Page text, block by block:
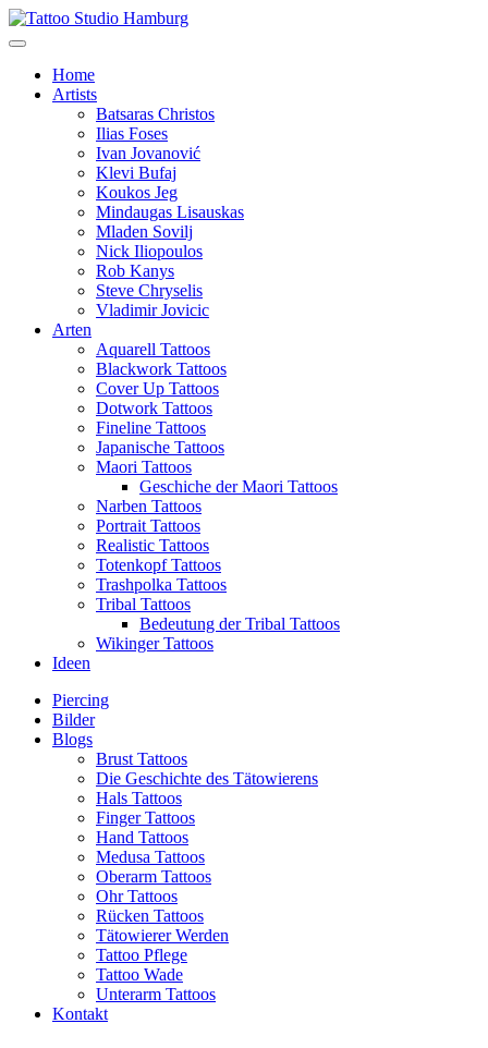
Home
Artists
Batsaras Christos
Ilias Foses
Ivan Jovanović
Klevi Bufaj
Koukos Jeg
Mindaugas Lisauskas
Mladen Sovilj
Nick Iliopoulos
Rob Kanys
Steve Chryselis
Vladimir Jovicic
Arten
Aquarell Tattoos
Blackwork Tattoos
Cover Up Tattoos
Dotwork Tattoos
Fineline Tattoos
Japanische Tattoos
Maori Tattoos
Geschiche der Maori Tattoos
Narben Tattoos
Portrait Tattoos
Realistic Tattoos
Totenkopf Tattoos
Trashpolka Tattoos
Tribal Tattoos
Bedeutung der Tribal Tattoos
Wikinger Tattoos
Ideen
Piercing
Bilder
Blogs
Brust Tattoos
Die Geschichte des Tätowierens
Hals Tattoos
Finger Tattoos
Hand Tattoos
Medusa Tattoos
Oberarm Tattoos
Ohr Tattoos
Rücken Tattoos
Tätowierer Werden
Tattoo Pflege
Tattoo Wade
Unterarm Tattoos
Kontakt